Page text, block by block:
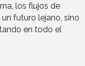
los flujos de
futuro lejano, sino
en todo el